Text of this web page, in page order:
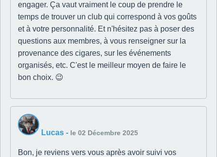
engager. Ça vaut vraiment le coup de prendre le
temps de trouver un club qui correspond à vos goûts
et à votre personnalité. Et n'hésitez pas à poser des
questions aux membres, à vous renseigner sur la
provenance des cigares, sur les événements
organisés, etc. C'est le meilleur moyen de faire le
bon choix. 😉
Lucas - le 02 Décembre 2025
Bon, je reviens vers vous après avoir suivi vos